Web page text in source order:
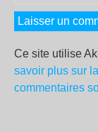
Ce site utilise
savoir plus sur
commentaires